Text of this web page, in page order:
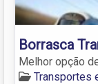
Borrasca
Melhor opção
Transportes